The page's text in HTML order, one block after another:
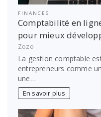
FINANCES
Comptabilité en
pour mieux
Zozo
La gestion comptable
entrepreneurs comme
une…
En savoir plus